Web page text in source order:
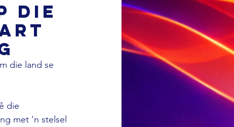
die
die land se
die
met ‘n stelsel